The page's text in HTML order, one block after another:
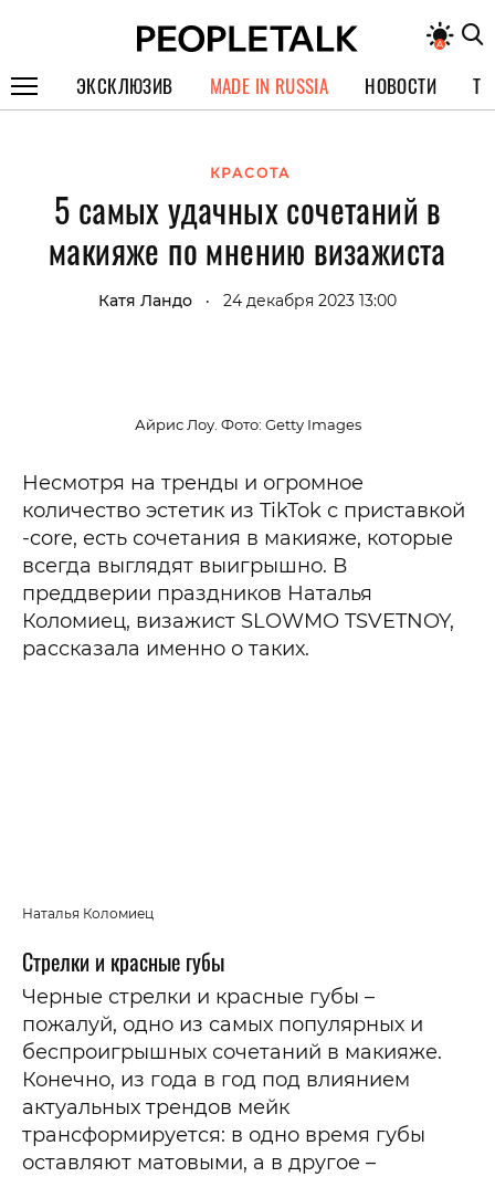
ЭКСКЛЮЗИВ
СПЕЦПРОЕКТЫ
ИНТЕРВЬЮ
ПОКОЛЕНИЕ
MADE IN RUSSIA НОВОСТИ
КРАСОТА
5 самых удачных сочетаний в
макияже по мнению визажиста
Катя Ландо • 24 декабря 2023 13:00
Айрис Лоу. Фото: Getty Images
Несмотря на тренды и огромное
количество эстетик из TikTok с приставкой
-core, есть сочетания в макияже, которые
всегда выглядят выигрышно. В
преддверии праздников Наталья
Коломиец, визажист SLOWMO TSVETNOY,
рассказала именно о таких.
Наталья Коломиец
Стрелки и красные губы
Черные стрелки и красные губы –
пожалуй, одно из самых популярных и
беспроигрышных сочетаний в макияже.
Конечно, из года в год под влиянием
актуальных трендов мейк
трансформируется: в одно время губы
оставляют матовыми, а в другое –